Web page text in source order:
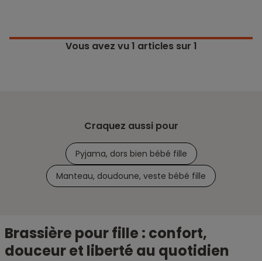
Vous avez vu1 articles sur 1
Craquez aussi pour
Pyjama, dors bien bébé fille
Manteau, doudoune, veste bébé fille
Brassière pour fille : confort,
douceur et liberté au quotidien